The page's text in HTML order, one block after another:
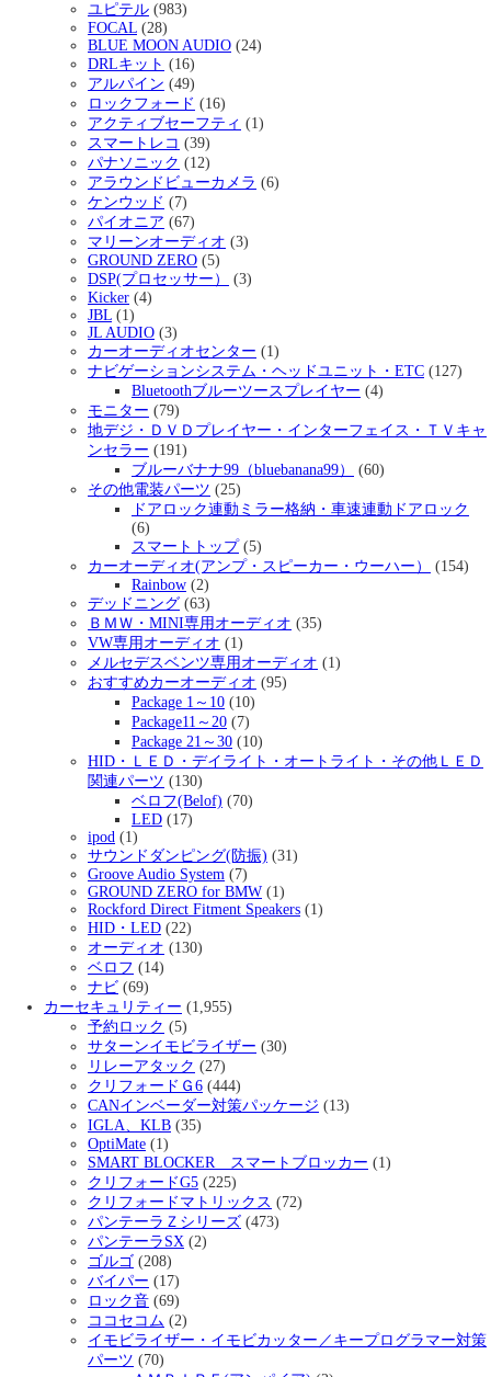
ユピテル (983)
FOCAL (28)
BLUE MOON AUDIO (24)
DRLキット (16)
アルパイン (49)
ロックフォード (16)
アクティブセーフティ (1)
スマートレコ (39)
パナソニック (12)
アラウンドビューカメラ (6)
ケンウッド (7)
パイオニア (67)
マリーンオーディオ (3)
GROUND ZERO (5)
DSP(プロセッサー）
(3)
Kicker (4)
JBL (1)
JL AUDIO (3)
カーオーディオセンター (1)
ナビゲーションシステム・ヘッドユニット・ETC (127)
Bluetoothブルーツースプレイヤー (4)
モニター (79)
地デジ・ＤＶＤプレイヤー・インターフェイス・ＴＶキャ
ンセラー (191)
ブルーバナナ99（bluebanana99）
(60)
その他電装パーツ (25)
ドアロック連動ミラー格納・車速連動ドアロック
(6)
スマートトップ(5)
カーオーディオ(アンプ・スピーカー・ウーハー）
(154)
Rainbow (2)
デッドニング (63)
ＢＭＷ・MINI専用オーディオ (35)
VW専用オーディオ (1)
メルセデスベンツ専用オーディオ (1)
おすすめカーオーディオ (95)
Package 1～10 (10)
Package11～20 (7)
Package 21～30 (10)
HID・ＬＥＤ・デイライト・オートライト・その他ＬＥＤ
関連パーツ (130)
ベロフ(Belof) (70)
LED (17)
ipod (1)
サウンドダンピング(防振) (31)
Groove Audio System (7)
GROUND ZERO for BMW (1)
Rockford Direct Fitment Speakers (1)
HID・LED (22)
オーディオ (130)
ベロフ (14)
ナビ (69)
カーセキュリティー (1,955)
予約ロック (5)
サターンイモビライザー (30)
リレーアタック (27)
クリフォードＧ6 (444)
CANインベーダー対策パッケージ (13)
IGLA、KLB (35)
OptiMate (1)
SMART BLOCKER スマートブロッカー (1)
クリフォードG5 (225)
クリフォードマトリックス (72)
パンテーラＺシリーズ (473)
パンテーラSX (2)
ゴルゴ (208)
バイパー (17)
ロック音 (69)
ココセコム (2)
イモビライザー・イモビカッター／キープログラマー対策
パーツ (70)